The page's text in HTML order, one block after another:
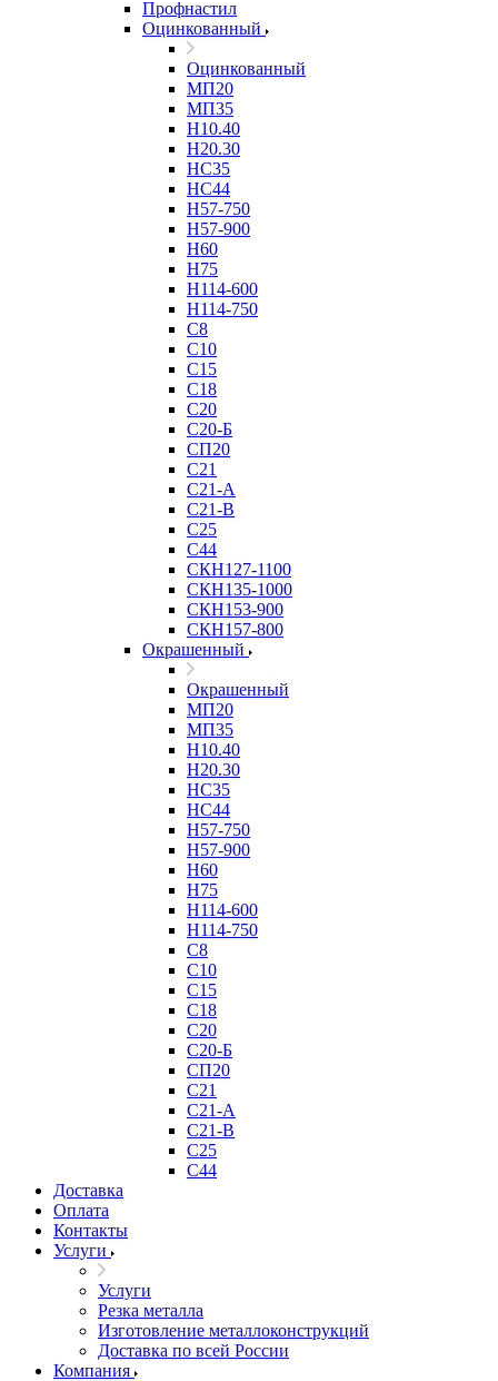
Профнастил
Оцинкованный
Оцинкованный
МП20
МП35
Н10.40
Н20.30
НС35
НС44
Н57-750
Н57-900
Н60
Н75
Н114-600
Н114-750
С8
С10
С15
С18
С20
С20-Б
СП20
С21
С21-А
С21-В
С25
С44
СКН127-1100
СКН135-1000
СКН153-900
СКН157-800
Окрашенный
Окрашенный
МП20
МП35
Н10.40
Н20.30
НС35
НС44
Н57-750
Н57-900
Н60
Н75
Н114-600
Н114-750
С8
С10
С15
С18
С20
С20-Б
СП20
С21
С21-А
С21-В
С25
С44
Доставка
Оплата
Контакты
Услуги
Услуги
Резка металла
Изготовление металлоконструкций
Доставка по всей России
Компания